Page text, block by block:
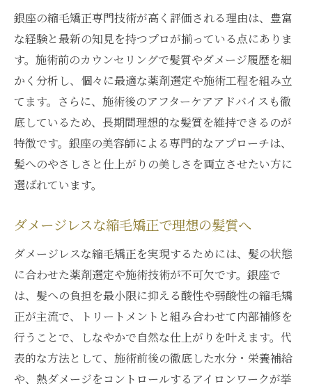
メンズにもおすすめの銀座縮毛矯正情報
男性も満足の銀座縮毛矯正体験談
メンズ向け髪質改善と縮毛矯正の選び方
縮毛矯正専門店で叶える自然なメンズヘア
銀座で人気のメンズ縮毛矯正ポイント
男性の髪質改善に効果的な縮毛矯正術
銀座の縮毛矯正専門技術が高く評価される理由は、豊富
な経験と最新の知見を持つプロが揃っている点にありま
す。施術前のカウンセリングで髪質やダメージ履歴を細
かく分析し、個々に最適な薬剤選定や施術工程を組み立
てます。さらに、施術後のアフターケアアドバイスも徹
底しているため、長期間理想的な髪質を維持できるのが
特徴です。銀座の美容師による専門的なアプローチは、
髪へのやさしさと仕上がりの美しさを両立させたい方に
選ばれています。
ダメージレスな縮毛矯正で理想の髪質へ
ダメージレスな縮毛矯正を実現するためには、髪の状態
に合わせた薬剤選定や施術技術が不可欠です。銀座で
は、髪への負担を最小限に抑える酸性や弱酸性の縮毛矯
正が主流で、トリートメントと組み合わせて内部補修を
行うことで、しなやかで自然な仕上がりを叶えます。代
表的な方法として、施術前後の徹底した水分・栄養補給
や、熱ダメージをコントロールするアイロンワークが挙